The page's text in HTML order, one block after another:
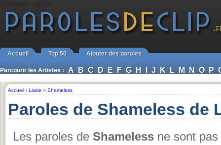
Accueil Top 50 Ajouter des paroles
Parcourir les Artistes : A B C D E F G H I J K L M N O P
Accueil › Lissie ›› Shameless
Paroles de Shameless de
Les paroles de Shameless ne sont